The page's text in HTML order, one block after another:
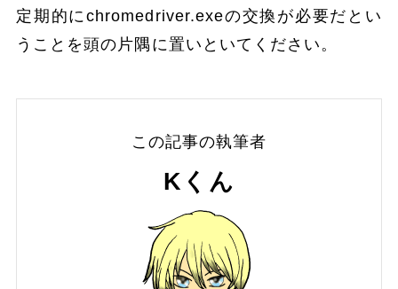
定期的にchromedriver.exeの交換が必要だとい
うことを頭の片隅に置いといてください。
この記事の執筆者
Kくん